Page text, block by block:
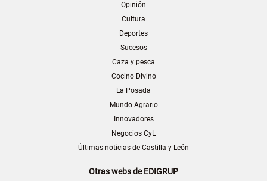
Opinión
Cultura
Deportes
Sucesos
Caza y pesca
Cocino Divino
La Posada
Mundo Agrario
Innovadores
Negocios CyL
Últimas noticias de Castilla y León
Otras webs de EDIGRUP